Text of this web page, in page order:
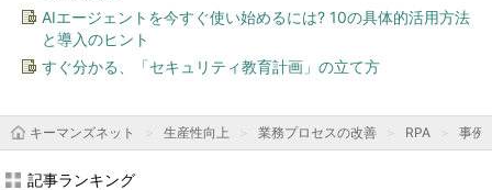
AIエージェントを今すぐ使い始めるには? 10の具体的活用方法
と導入のヒント
すぐ分かる、「セキュリティ教育計画」の立て方
キーマンズネット 生産性向上 業務プロセスの改善 RPA 事例
記事ランキング